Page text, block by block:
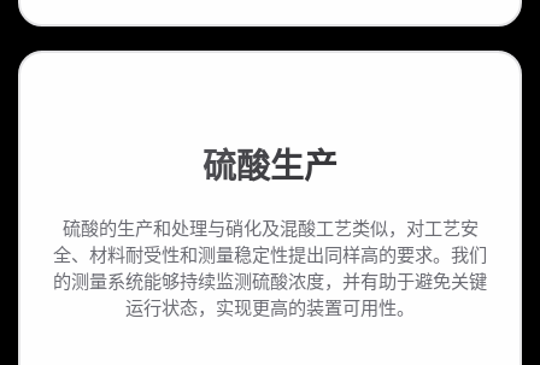
硫酸生产
硫酸的生产和处理与硝化及混酸工艺类似，对工艺安
全、材料耐受性和测量稳定性提出同样高的要求。我们
的测量系统能够持续监测硫酸浓度，并有助于避免关键
运行状态，实现更高的装置可用性。